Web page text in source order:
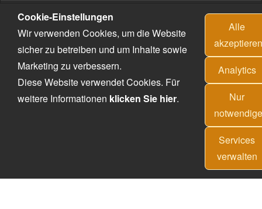
Cookie-Einstellungen
Wir verwenden Cookies, um die Website
sicher zu betreiben und um Inhalte sowie
Marketing zu verbessern.
Diese Website verwendet Cookies. Für
weitere Informationen klicken Sie hier.
Alle
Analytics
Nur
Services
verwalten